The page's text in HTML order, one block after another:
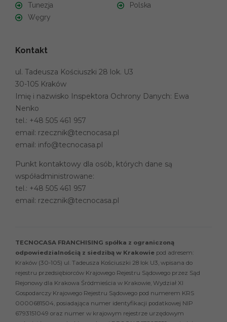
Tunezja
Węgry
Polska
Kontakt
ul. Tadeusza Kościuszki 28 lok. U3
30-105 Kraków
Imię i nazwisko Inspektora Ochrony Danych: Ewa
Nenko
tel.: +48 505 461 957
email: rzecznik@tecnocasa.pl
email: info@tecnocasa.pl
Punkt kontaktowy dla osób, których dane są
współadministrowane:
tel.: +48 505 461 957
email: rzecznik@tecnocasa.pl
TECNOCASA FRANCHISING spółka z ograniczoną
odpowiedzialnością z siedzibą w Krakowie pod adresem:
Kraków (30-105) ul. Tadeusza Kościuszki 28 lok U3, wpisana do
rejestru przedsiębiorców Krajowego Rejestru Sądowego przez Sąd
Rejonowy dla Krakowa Śródmieścia w Krakowie, Wydział XI
Gospodarczy Krajowego Rejestru Sądowego pod numerem KRS
0000681504, posiadająca numer identyfikacji podatkowej NIP
6793151049 oraz numer w krajowym rejestrze urzędowym